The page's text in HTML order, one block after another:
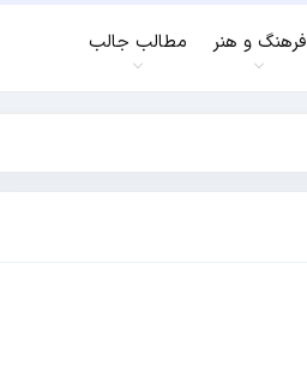
فرهنگ و هنر مطالب جالب